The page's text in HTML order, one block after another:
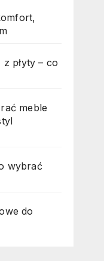
płyty – co
meble
wybrać
do